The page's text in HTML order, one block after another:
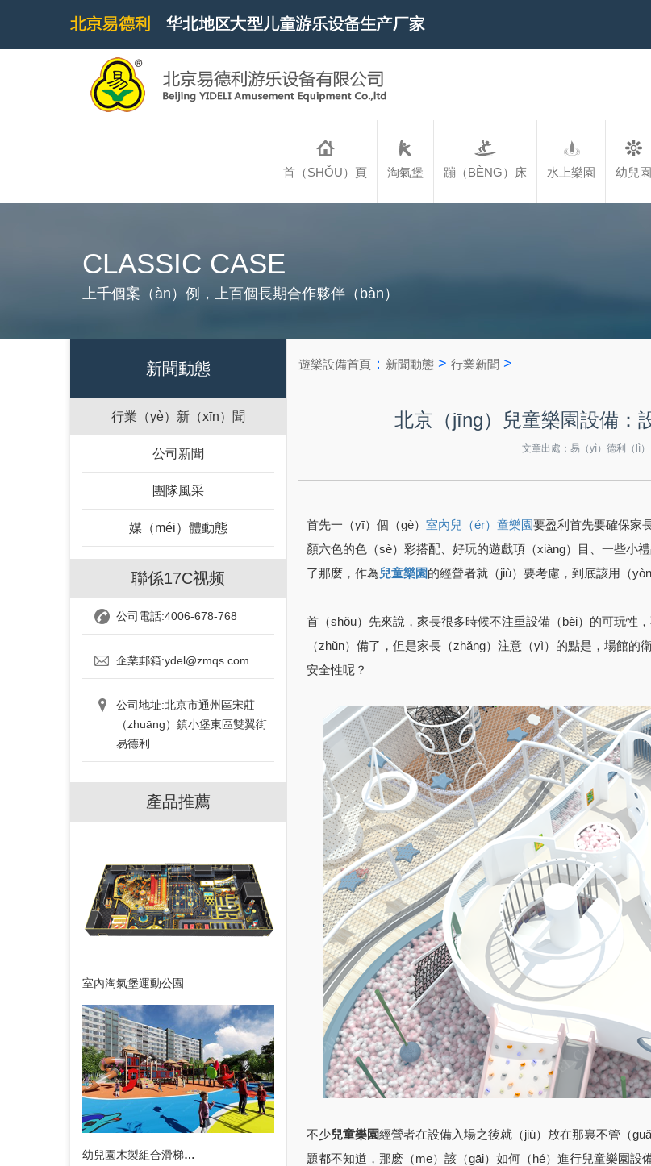
首（SHǑU）頁 淘氣堡 蹦（BÈNG）床 水上樂園 幼兒園
CLASSIC CASE
上千個案（àn）例，上百個長期合作夥伴（bàn）
新聞動態
行業（yè）新（xīn）聞
公司新聞
團隊風采
媒（méi）體動態
聯係17C视频
公司電話:4006-678-768
企業郵箱:ydel@zmqs.com
公司地址:北京市通州區宋莊
（zhuāng）鎮小堡東區雙翼街
易德利
產品推薦
室內淘氣堡運動公園
幼兒園木製組合滑梯設備
遊樂設備首頁 ： 新聞動態 > 行業新聞 >
北京（jīng）兒童樂園設備：
文章出處：易（yì）德利（lì
首先一（yī）個（gè） 室內兒（ér）童樂園要盈利首先要確保家
顏六色的色（sè）彩搭配、好玩的遊戲項（xiàng）目、一些小
了那麽，作為兒童樂園的經營者就（jiù）要考慮，到底該用（
首（shǒu）先來說，家長很多時候不注重設備（bèi）的可玩性
（zhǔn）備了，但是家長（zhǎng）注意（yì）的點是，場館
安全性呢？
不少兒童樂園經營者在設備入場之後就（jiù）放在那裏不管（
題都不知道，那麽（me）該（gāi）如何（hé）進行兒童樂園設